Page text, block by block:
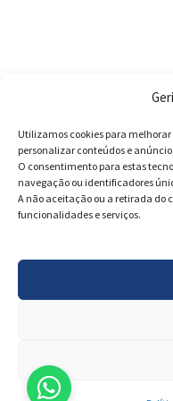
Utilizamos cookies para
personalizar conteúdos e
O consentimento para estas
navegação ou identificadores
A não aceitação ou a retirada
funcionalidades e serviços.